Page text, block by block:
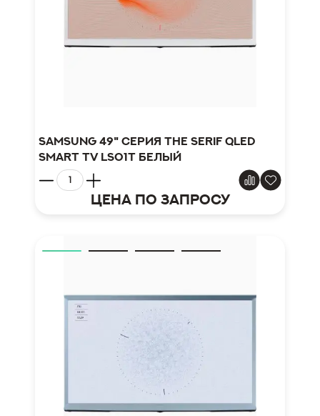
Samsung 49" серия The Serif QLED
Smart TV LS01T белый
Цена по запросу